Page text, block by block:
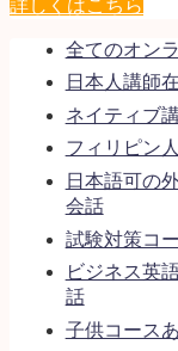
詳しくはこちら
全てのオン
日本人講師
ネイティブ
フィリピン
日本語可の
会話
試験対策コ
ビジネス英
話
子供コース